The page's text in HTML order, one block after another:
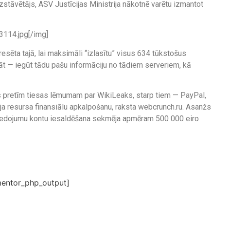
ASV Justīcijas Ministrija nākotnē varētu izmantot
img]
tajā, lai maksimāli “izlasītu” visus 634 tūkstošus
— iegūt tādu pašu informāciju no tādiem serveriem, kā
tiesas lēmumam par WikiLeaks, starp tiem — PayPal,
resursa finansiālu apkalpošanu, raksta webcrunch.ru. Asanžs
kontu iesaldēšana sekmēja apmēram 500 000 eiro